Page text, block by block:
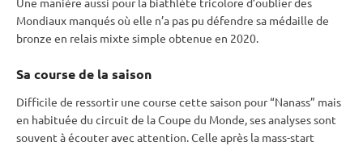
Mondiaux manqués où elle n’a pas pu défendre sa médaille de
bronze en relais mixte simple obtenue en 2020.
Sa course de la saison
Difficile de ressortir une course cette saison pour “Nanass” mais
en habituée du circuit de laCoupe du Monde, ses analyses sont
souvent à écouter avec attention. Celle après la mass-start